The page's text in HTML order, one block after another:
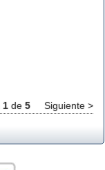
1 de 5 Siguiente >